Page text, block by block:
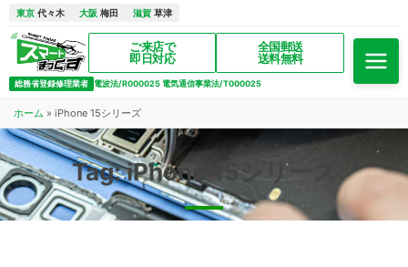
東京 代々木 大阪 梅田 滋賀 草津
ご来店で
即日対応
全国郵送
送料無料
総務省登録修理業者 電波法/R000025 電気通信事業法/T000025
ホーム » iPhone 15シリーズ
Tag: iPhone 15シリーズ